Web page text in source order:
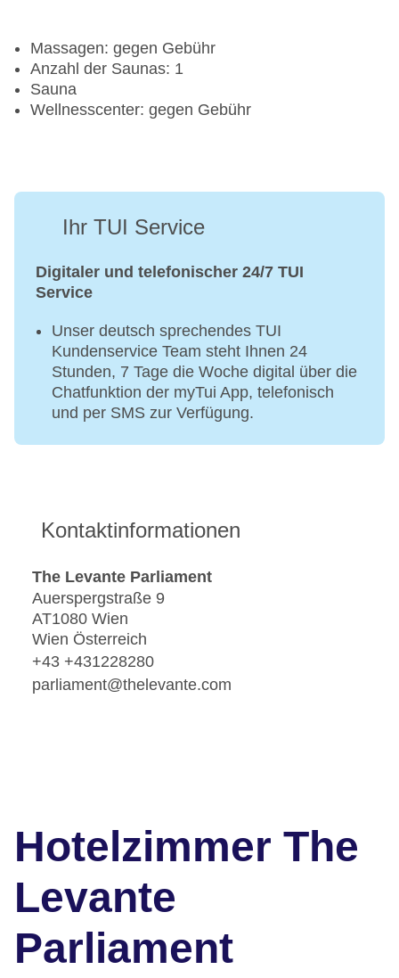
Massagen: gegen Gebühr
Anzahl der Saunas: 1
Sauna
Wellnesscenter: gegen Gebühr
Ihr TUI Service
Digitaler und telefonischer 24/7 TUI
Service
Unser deutsch sprechendes TUI
Kundenservice Team steht Ihnen 24
Stunden, 7 Tage die Woche digital über die
Chatfunktion der myTui App, telefonisch
und per SMS zur Verfügung.
Kontaktinformationen
The Levante Parliament
Auerspergstraße 9
AT1080 Wien
Wien Österreich
+43 +431228280
parliament@thelevante.com
Hotelzimmer The
Levante
Parliament